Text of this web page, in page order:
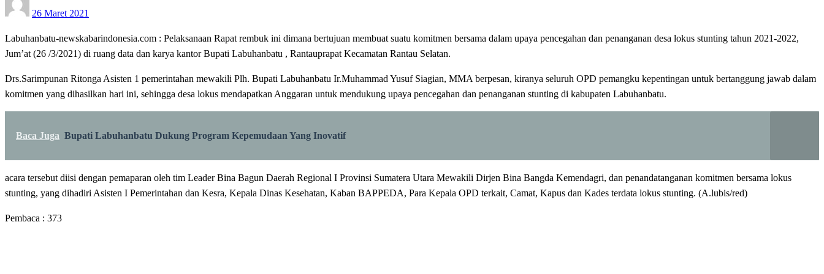
on
26 Maret 2021
Labuhanbatu-newskabarindonesia.com : Pelaksanaan Rapat rembuk ini dimana bertujuan membuat suatu komitmen bersama dalam upaya pencegahan dan penanganan desa lokus stunting tahun 2021-2022,
Jum’at (26 /3/2021) di ruang data dan karya kantor Bupati Labuhanbatu , Rantauprapat Kecamatan Rantau Selatan.
Drs.Sarimpunan Ritonga Asisten 1 pemerintahan mewakili Plh. Bupati Labuhanbatu Ir.Muhammad Yusuf Siagian, MMA berpesan, kiranya seluruh OPD pemangku kepentingan untuk bertanggung jawab dalam
komitmen yang dihasilkan hari ini, sehingga desa lokus mendapatkan Anggaran untuk mendukung upaya pencegahan dan penanganan stunting di kabupaten Labuhanbatu.
Baca Juga Bupati Labuhanbatu Dukung Program Kepemudaan Yang Inovatif
acara tersebut diisi dengan pemaparan oleh tim Leader Bina Bagun Daerah Regional I Provinsi Sumatera Utara Mewakili Dirjen Bina Bangda Kemendagri, dan penandatanganan komitmen bersama lokus
stunting, yang dihadiri Asisten I Pemerintahan dan Kesra, Kepala Dinas Kesehatan, Kaban BAPPEDA, Para Kepala OPD terkait, Camat, Kapus dan Kades terdata lokus stunting. (A.lubis/red)
Pembaca : 373